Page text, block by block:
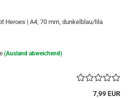
Heroes | A4, 70 mm, dunkelblau/lila
(Ausland abweichend)
7,99 EUR